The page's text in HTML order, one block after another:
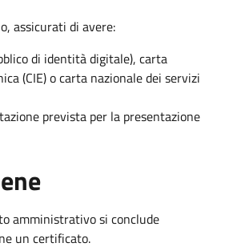
assicurati di avere:
di identità digitale), carta
(CIE) o carta nazionale dei servizi
prevista per la presentazione
amministrativo si conclude
un certificato.